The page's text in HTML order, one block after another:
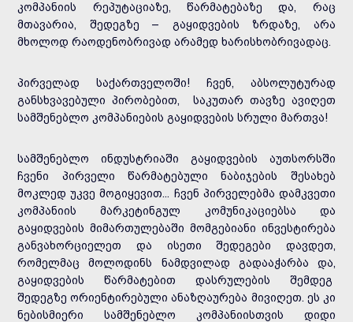
კომპანიის რეპუტაციაზე, წარმატებაზე და, რაც
მთავარია, შედეგზე – გაყიდვების ზრდაზე, არა
მხოლოდ რაოდენობრივად არამედ ხარისხობრივადაც.
პირველად საქართველოში! ჩვენ, აბსოლუტურად
განსხვავებული პირობებით, საკუთარ თავზე ავიღეთ
სამშენებლო კომპანიების გაყიდვების სრული მართვა!
სამშენებლო ინდუსტრიაში გაყიდვების აუთსორსში
ჩვენი პირველი წარმატებული ნაბიჯების შესახებ
მოკლედ უკვე მოგიყევით... ჩვენ პირველებმა დამკვეთი
კომპანიის მარკეტინგულ კომუნიკაციებსა და
გაყიდვების მიმართულებაში მომგებიანი ინვესტირება
განვახორციელეთ და ისეთი შედეგები დავდეთ,
რომელმაც მოლოდინს ნამდვილად გადააჭარბა და,
გაყიდვების წარმატებით დასრულების შემდეგ
შედეგზე ორიენტირებული ანაზღაურება მივიღეთ. ეს კი
ნებისმიერი სამშენებლო კომპანიისთვის დიდი